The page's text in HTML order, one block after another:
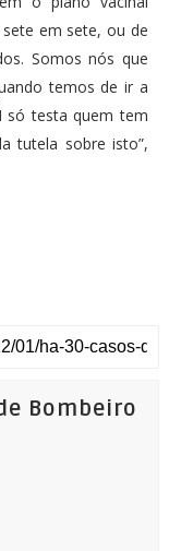
em sete, ou de
Somos nós que
temos de ir a
só testa quem tem
tutela sobre isto”,
Bombeiro